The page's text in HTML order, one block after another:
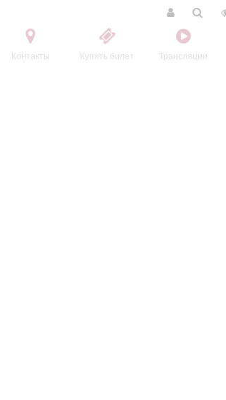
Контакты Купить билет Трансляции